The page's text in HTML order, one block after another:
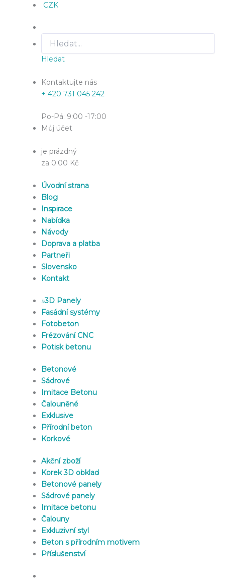
CZK
Hledat
Kontaktujte nás
+ 420 731 045 242
Po-Pá: 9:00 -17:00
Můj účet
je prázdný
za 0.00 Kč
Úvodní strana
Blog
Inspirace
Nabídka
Návody
Doprava a platba
Partneři
Slovensko
Kontakt
»3D Panely
Fasádní systémy
Fotobeton
Frézování CNC
Potisk betonu
Betonové
Sádrové
Imitace Betonu
Čalouněné
Exklusive
Přírodní beton
Korkové
Akční zboží
Korek 3D obklad
Betonové panely
Sádrové panely
Imitace betonu
Čalouny
Exkluzivní styl
Beton s přírodním motivem
Příslušenství